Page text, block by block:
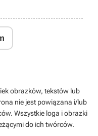
obrazków, tekstów lub
nie jest powiązana i/lub
Wszystkie loga i obrazki
do ich twórców.